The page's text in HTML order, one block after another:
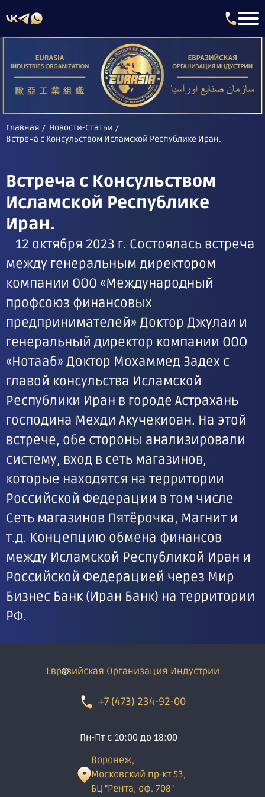
Главная
Новости-Статьи
Встреча с Консульством Исламской Республике Иран.
Встреча с Консульством
Исламской Республике
Иран.
12 октября 2023 г. Состоялась встреча
между генеральным директором
компании ООО «Международный
профсоюз финансовых
предпринимателей» Доктор Джулаи и
генеральный директор компании ООО
«Нотааб» Доктор Мохаммед Задех с
главой консульства Исламской
Республики Иран в городе Астрахань
господина Мехди Акучекиоан. На этой
встрече, обе стороны анализировали
систему, вход в сеть магазинов,
которые находятся на территории
Российской Федерации в том числе
Сеть магазинов Пятёрочка, Магнит и
т.д. Концепцию обмена финансов
между Исламской Республикой Иран и
Российской Федерацией через Мир
Бизнес Банк (Иран Банк) на территории
РФ.
Евразийская Организация Индустрии
+7 (473) 234-92-00
Пн-Пт с 10:00 до 18:00
Воронеж,
Московский пр-кт 53,
БЦ "Рента, оф. 708"